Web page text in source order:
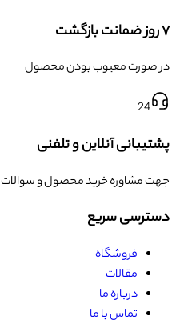
۷ روز ضمانت بازگشت
در صورت معیوب بودن محصول
24
پشتیبانی آنلاین و تلفنی
جهت مشاوره خرید محصول و سوالات
دسترسی سریع
فروشگاه
مقالات
درباره ما
تماس با ما